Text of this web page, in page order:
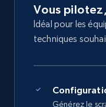
Vous
Idéal pour les
techniques
Générez le